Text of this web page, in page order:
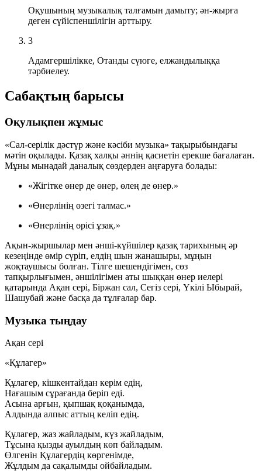
Оқушының музыкалық талғамын дамыту; ән-жырға
деген сүйіспеншілігін арттыру.
3
Адамгершілікке, Отанды сүюге, елжандылыққа
тәрбиелеу.
Сабақтың барысы
Оқулықпен жұмыс
«Сал-серілік дәстүр және кәсіби музыка» тақырыбындағы
мәтін оқылады. Қазақ халқы әннің қасиетін ерекше бағалаған.
Мұны мынадай даналық сөздерден аңғаруға болады:
«Жігітке өнер де өнер, өлең де өнер.»
«Өнерлінің өзегі талмас.»
«Өнерлінің өрісі ұзақ.»
Ақын-жыршылар мен әнші-күйшілер қазақ тарихының әр
кезеңінде өмір сүріп, елдің шын жанашыры, мұңын
жоқтаушысы болған. Тілге шешендігімен, сөз
тапқырлығымен, әншілігімен аты шыққан өнер иелері
қатарында Ақан сері, Біржан сал, Сегіз сері, Үкілі Ыбырай,
Шашубай және басқа да тұлғалар бар.
Музыка тыңдау
Ақан сері
«Құлагер»
Құлагер, кішкентайдан керім едің,
Нағашым сұрағанда беріп еді.
Асына арғын, қыпшақ қоқанымда,
Алдында алпыс аттың келіп едің.
Құлагер, жаз жайладым, күз жайладым,
Тұсына қызды ауылдың көп байладым.
Өлгенін Құлагердің көргенімде,
Жұлдым да сақалымды ойбайладым.